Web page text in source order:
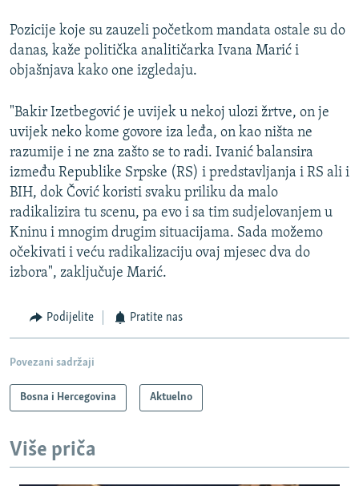
Pozicije koje su zauzeli početkom mandata ostale su do
danas, kaže politička analitičarka Ivana Marić i
objašnjava kako one izgledaju.
"Bakir Izetbegović je uvijek u nekoj ulozi žrtve, on je
uvijek neko kome govore iza leđa, on kao ništa ne
razumije i ne zna zašto se to radi. Ivanić balansira
između Republike Srpske (RS) i predstavljanja i RS ali i
BIH, dok Čović koristi svaku priliku da malo
radikalizira tu scenu, pa evo i sa tim sudjelovanjem u
Kninu i mnogim drugim situacijama. Sada možemo
očekivati i veću radikalizaciju ovaj mjesec dva do
izbora", zaključuje Marić.
Podijelite Pratite nas
Povezani sadržaji
Bosna i Hercegovina Aktuelno
Više priča